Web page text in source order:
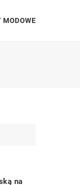
MODOWE
na